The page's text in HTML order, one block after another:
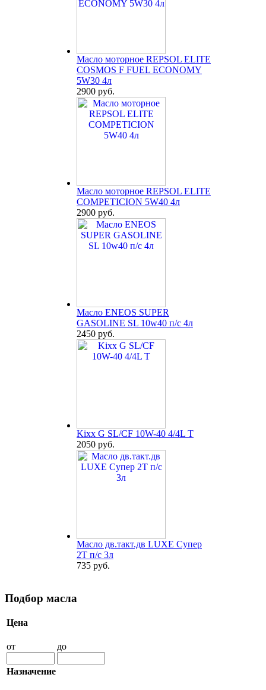
Масло моторное REPSOL ELITE
COSMOS F FUEL ECONOMY
5W30 4л
2900 руб.
Масло моторное REPSOL ELITE
COMPETICION 5W40 4л
2900 руб.
Масло ENEOS SUPER
GASOLINE SL 10w40 п/с 4л
2450 руб.
Kixx G SL/CF 10W-40 4/4L T
2050 руб.
Масло дв.такт.дв LUXE Супер
2Т п/с 3л
735 руб.
Подбор масла
Цена
от до
Назначение